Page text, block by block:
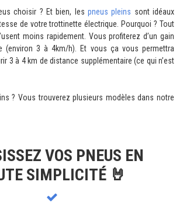
choisir ? Et bien, les pneus pleins sont idéaux
de votre trottinette électrique. Pourquoi ? Tout
moins rapidement. Vous profiterez d’un gain
(environ 3 à 4km/h). Et vous ça vous permettra
3 à 4 km de distance supplémentaire (ce qui n’est
? Vous trouverez plusieurs modèles dans notre
VOS PNEUS EN
SIMPLICITÉ 🤘